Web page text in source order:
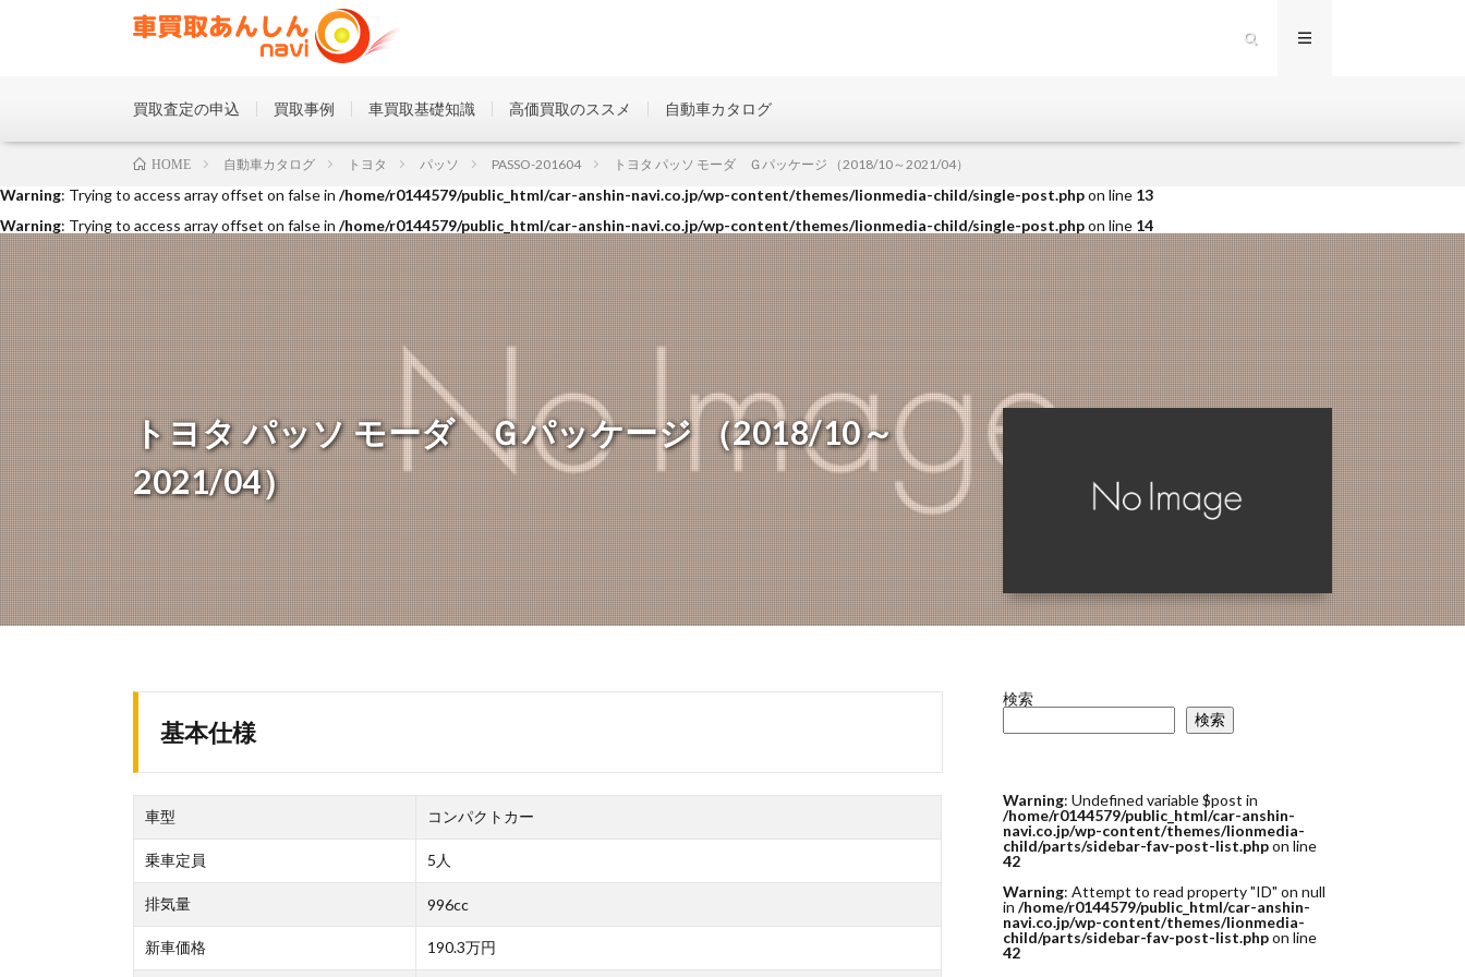
: Trying to access array offset on false in /home/r0144579/public_html/car-anshin-navi.co.jp/wp-content/themes/lionmedia-child/single-post.php
Warning: Trying to access array offset on false in /home/r0144579/public_html/car-anshin-navi.co.jp/wp-content/themes/lionmedia-child/single-post.phpon line 13
Warning: Trying to access array offset on false in /home/r0144579/public_html/car-anshin-navi.co.jp/wp-content/themes/lionmedia-child/single-post.phpon line 14
買取査定の申込 買取事例 車買取基礎知識 高価買取のススメ 自動車カタログ
トヨタ パッソ モーダ Ｇパッケージ （2018/10～
2021/04）
HOME 自動車カタログ トヨタ パッソ PASSO-201604 トヨタ パッソ モーダ Ｇパッケージ （2018/10～2021/04）
基本仕様
車型 コンパクトカー
乗車定員 5人
排気量 996cc
新車価格 190.3万円
検索
検索
Warning: Undefined variable $post in
/home/r0144579/public_html/car-anshin-
navi.co.jp/wp-content/themes/lionmedia-
child/parts/sidebar-fav-post-list.phpon line
42
Warning: Attempt to read property "ID" on null
in /home/r0144579/public_html/car-anshin-
navi.co.jp/wp-content/themes/lionmedia-
child/parts/sidebar-fav-post-list.phpon line
42